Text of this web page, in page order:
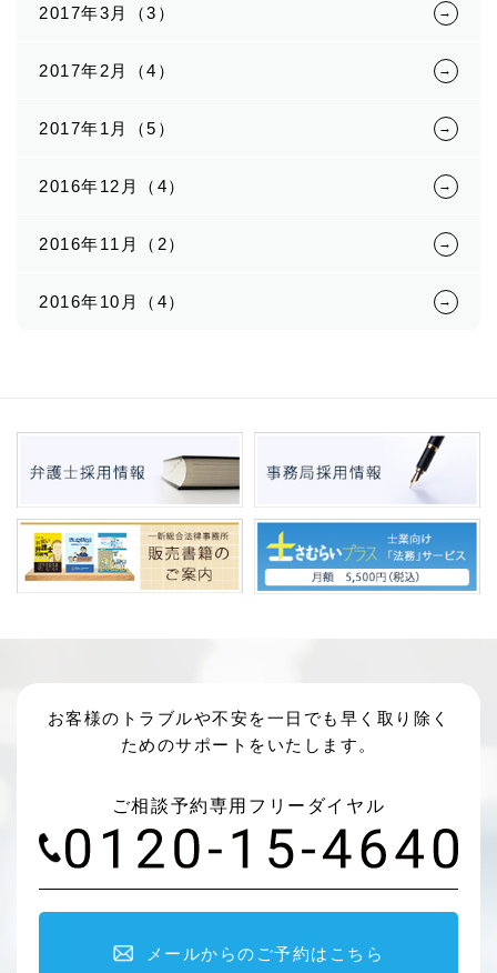
2017年3月（3）
2017年2月（4）
2017年1月（5）
2016年12月（4）
2016年11月（2）
2016年10月（4）
お客様のトラブルや不安を一日でも早く取り除く
ためのサポートをいたします。
ご相談予約専用フリーダイヤル
メールからのご予約はこちら